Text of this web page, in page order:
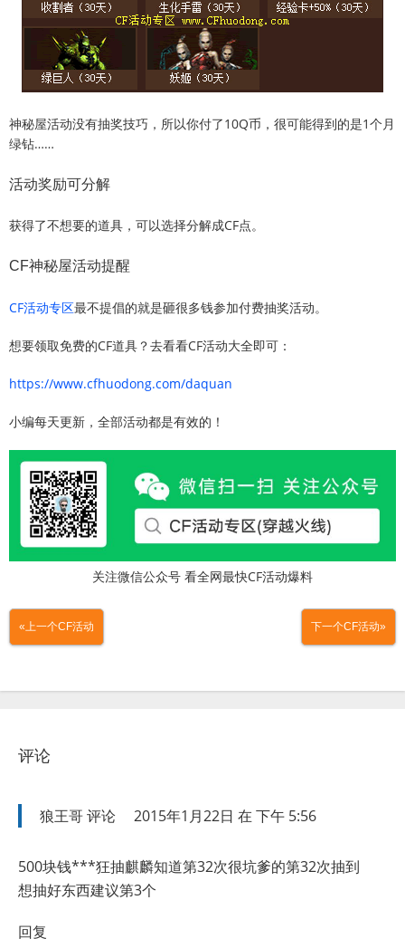
神秘屋活动没有抽奖技巧，所以你付了10Q币，很可能得到的是1个月
绿钻……
活动奖励可分解
获得了不想要的道具，可以选择分解成CF点。
CF神秘屋活动提醒
CF活动专区最不提倡的就是砸很多钱参加付费抽奖活动。
想要领取免费的CF道具？去看看CF活动大全即可：
https://www.cfhuodong.com/daquan
小编每天更新，全部活动都是有效的！
关注微信公众号 看全网最快CF活动爆料
«上一个CF活动 下一个CF活动»
评论
狼王哥评论 2015年1月22日 在 下午 5:56
500块钱***狂抽麒麟知道第32次很坑爹的第32次抽到
想抽好东西建议第3个
回复